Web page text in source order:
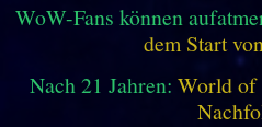
WoW-Fans können
dem Start
Nach 21 Jahren: World of